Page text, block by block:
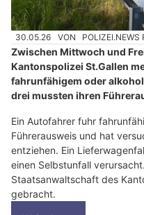
30.05.26 VON POLIZEI.NEWS
Zwischen Mittwoch und
Kantonspolizei St.Gallen
fahrunfähigem oder
drei mussten ihren
Ein Autofahrer fuhr
Führerausweis und hat
entziehen. Ein
einen Selbstunfall
Staatsanwaltschaft des
gebracht.